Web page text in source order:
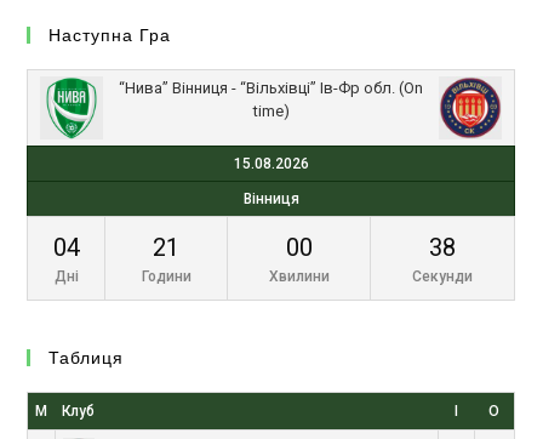
Наступна Гра
“Нива” Вінниця - “Вільхівці” Ів-Фр обл. (On
time)
15.08.2026
Вінниця
04
Дні
21
Години
00
Хвилини
38
Секунди
Таблиця
М Клуб О